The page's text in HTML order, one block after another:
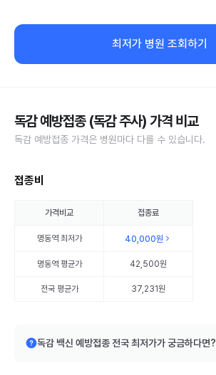
최저가 병원 조회하기
독감 예방접종 (독감 주사) 가격 비교
독감 예방접종 가격은 병원마다 다를 수 있습니다.
접종비
가격비교 접종료
명동역최저가 40,000원
명동역평균가 42,500원
전국 평균가 37,231원
독감 백신 예방접종 전국 최저가가 궁금하다면?